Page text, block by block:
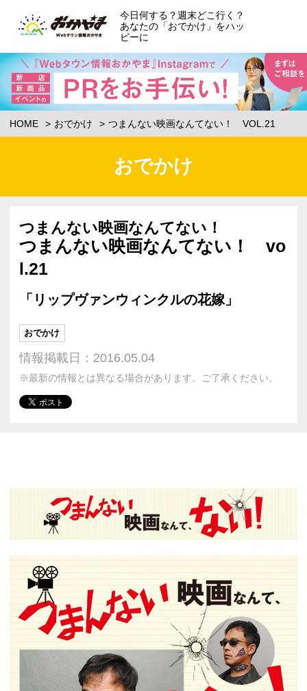
今日何する？週末どこ行く？
あなたの「おでかけ」をハッ
ピーに
HOME おでかけ つまんない映画なんてない！ VOL.21
おでかけ
つまんない映画なんてない！
つまんない映画なんてない！ vo
l.21
「リップヴァンウィンクルの花嫁」
おでかけ
情報掲載日：2016.05.04
※最新の情報とは異なる場合があります。ご了承ください。